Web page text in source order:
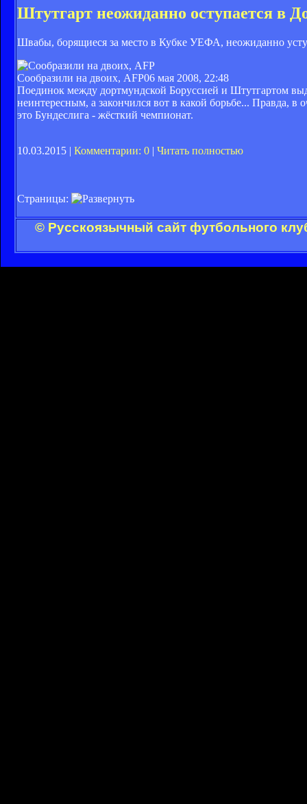
Штутгарт неожиданно оступается в
Швабы, борящиеся за место в Кубке УЕФА, неожиданно
Сообразили на двоих, AFP06 мая 2008, 22:48
Поединок между дортмундской Боруссией и Штутгартом
неинтересным, а закончился вот в какой борьбе... Правда,
это Бундеслига - жёсткий чемпионат.
10.03.2015 | Комментарии: 0 | Читать полностью
Страницы:
© Русскоязычный сайт футбольного